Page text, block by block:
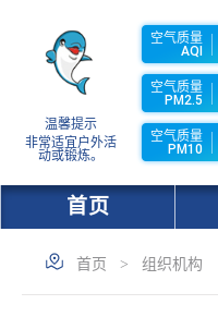
温馨提示
非常适宜户外活
动或锻炼。
空气质量
AQI
空气质量
PM2.5
空气质量
PM10
首页
首页 > 组织机构